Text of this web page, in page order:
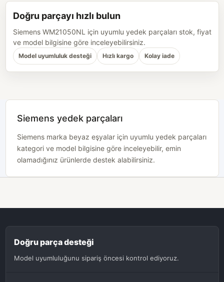
Doğru parçayı hızlı bulun
Siemens WM21050NL için uyumlu yedek parçaları stok, fiyat
ve model bilgisine göre inceleyebilirsiniz.
Model uyumluluk desteği Hızlı kargo Kolay iade
Siemens yedek parçaları
Siemens marka beyaz eşyalar için uyumlu yedek parçaları
kategori ve model bilgisine göre inceleyebilir, emin
olamadığınız ürünlerde destek alabilirsiniz.
Doğru parça desteği
Model uyumluluğunu sipariş öncesi kontrol ediyoruz.